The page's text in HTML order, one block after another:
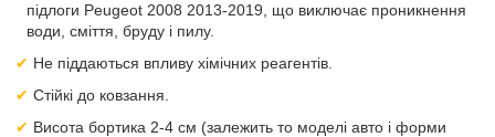
підлоги Peugeot 2008 2013-2019, що виключає проникнення
води, сміття, бруду і пилу.
Не піддаються впливу хімічних реагентів.
Стійкі до ковзання.
Висота бортика 2-4 см (залежить то моделі авто і форми